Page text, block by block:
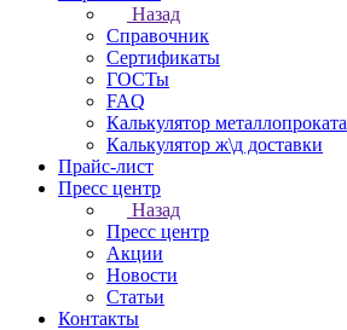
Назад
Справочник
Сертификаты
ГОСТы
FAQ
Калькулятор металлопроката
Калькулятор ж\д доставки
Прайс-лист
Пресс центр
Назад
Пресс центр
Акции
Новости
Статьи
Контакты